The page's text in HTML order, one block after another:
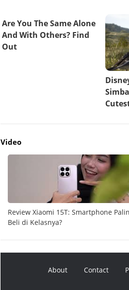
Video
Review Xiaomi 15T: Smartphone
Beli di Kelasnya?
About Contact